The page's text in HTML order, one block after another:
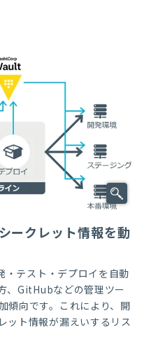
ークレット情報を動
・テスト・デプロイを自動
、GitHubなどの管理ツー
傾向です。これにより、開
ット情報が漏えいするリス